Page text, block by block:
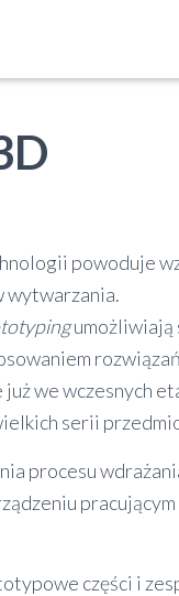
powoduje
wytwarzania.
umożliwiają
już we wczesnych
serii
procesu
części i